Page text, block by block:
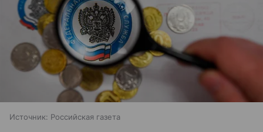
Источник: Российская газета